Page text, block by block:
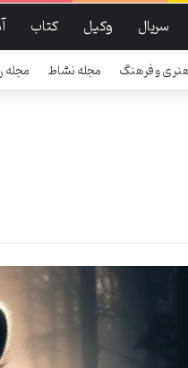
سریال وکیل کتاب
و فرهنگ مجله نشاط مجله